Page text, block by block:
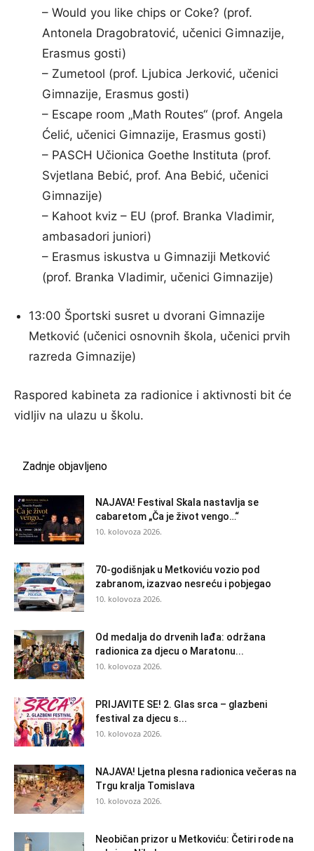
– Would you like chips or Coke? (prof.
Antonela Dragobratović, učenici Gimnazije,
Erasmus gosti)
– Zumetool (prof. Ljubica Jerković, učenici
Gimnazije, Erasmus gosti)
– Escape room „Math Routes“ (prof. Angela
Ćelić, učenici Gimnazije, Erasmus gosti)
– PASCH Učionica Goethe Instituta (prof.
Svjetlana Bebić, prof. Ana Bebić, učenici
Gimnazije)
– Kahoot kviz – EU (prof. Branka Vladimir,
ambasadori juniori)
– Erasmus iskustva u Gimnaziji Metković
(prof. Branka Vladimir, učenici Gimnazije)
13:00 Športski susret u dvorani Gimnazije
Metković (učenici osnovnih škola, učenici prvih
razreda Gimnazije)
Raspored kabineta za radionice i aktivnosti bit će
vidljiv na ulazu u školu.
Zadnje objavljeno
NAJAVA! Festival Skala nastavlja se
cabaretom „Ča je život vengo…“
10. kolovoza 2026.
70-godišnjak u Metkoviću vozio pod
zabranom, izazvao nesreću i pobjegao
10. kolovoza 2026.
Od medalja do drvenih lađa: održana
radionica za djecu o Maratonu...
10. kolovoza 2026.
PRIJAVITE SE! 2. Glas srca – glazbeni
festival za djecu s...
10. kolovoza 2026.
NAJAVA! Ljetna plesna radionica večeras na
Trgu kralja Tomislava
10. kolovoza 2026.
Neobičan prizor u Metkoviću: Četiri rode na